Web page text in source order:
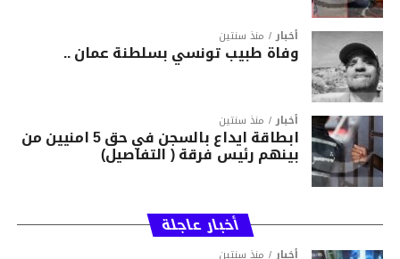
أخبار منذ سنتين
وفاة طبيب تونسي بسلطنة عمان ..
أخبار منذ سنتين
ابطاقة ايداع بالسجن في حق 5 امنيين من
بينهم رئيس فرقة ( التفاصيل)
أخبار عاجلة
أخبار منذ سنتين